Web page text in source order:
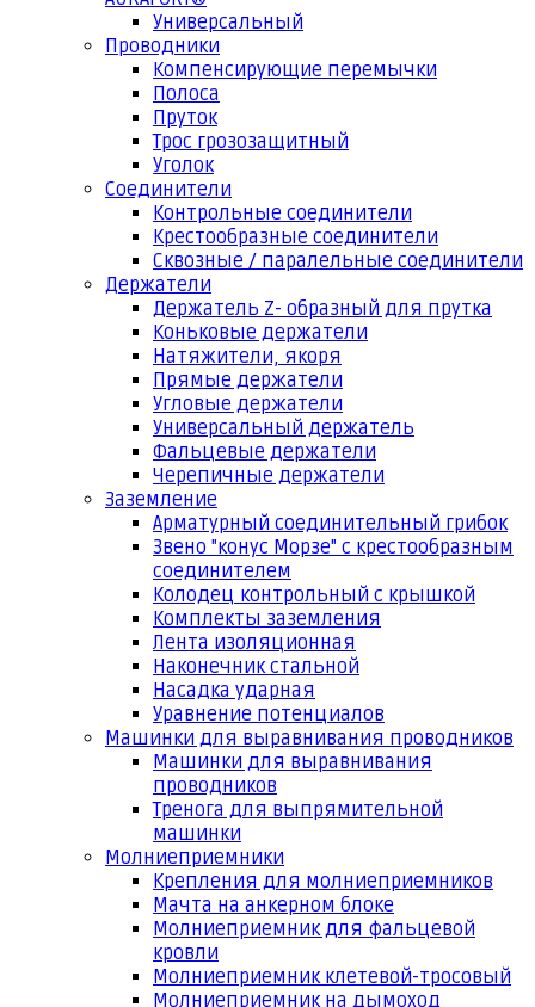
Универсальный
Проводники
Компенсирующие перемычки
Полоса
Пруток
Трос грозозащитный
Уголок
Соединители
Контрольные соединители
Крестообразные соединители
Сквозные / паралельные соединители
Держатели
Держатель Z- образный для прутка
Коньковые держатели
Натяжители, якоря
Прямые держатели
Угловые держатели
Универсальный держатель
Фальцевые держатели
Черепичные держатели
Заземление
Арматурный соединительный грибок
Звено "конус Морзе" с крестообразным
соединителем
Колодец контрольный с крышкой
Комплекты заземления
Лента изоляционная
Наконечник стальной
Насадка ударная
Уравнение потенциалов
Машинки для выравнивания проводников
Машинки для выравнивания
проводников
Тренога для выпрямительной
машинки
Молниеприемники
Крепления для молниеприемников
Мачта на анкерном блоке
Молниеприемник для фальцевой
кровли
Молниеприемник клетевой-тросовый
Молниеприемник на дымоход